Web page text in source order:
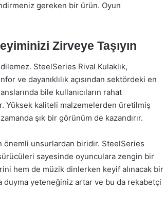
gereken bir ürün. Oyun
Zirveye Taşıyın
SteelSeries Rival Kulaklık,
ve dayanıklılık açısından sektördeki en
bile kullanıcıların rahat
Yüksek kaliteli malzemelerden üretilmiş
şık bir görünüm de kazandırır.
önemli unsurlardan biridir. SteelSeries
sayesinde oyunculara zengin bir
hem de müzik dinlerken keyif alınacak bir
duyma yeteneğiniz artar ve bu da rekabetçi